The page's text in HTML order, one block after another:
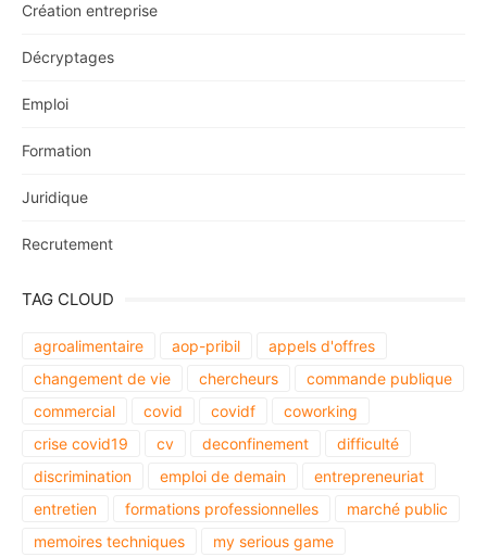
Création entreprise
Décryptages
Emploi
Formation
Juridique
Recrutement
TAG CLOUD
agroalimentaire aop-pribil
appels d'offres
changement de vie
chercheurs
commande publique
commercial
covid covidf
coworking
crise covid19
cv deconfinement
difficulté
discrimination
emploi de demain
entrepreneuriat
entretien
formations professionnelles
marché public
memoires techniques
my serious game